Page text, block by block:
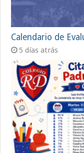
Calendario de
5 días atrás